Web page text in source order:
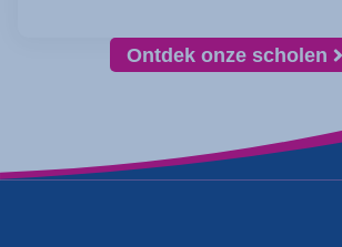
Ontdek onze scholen